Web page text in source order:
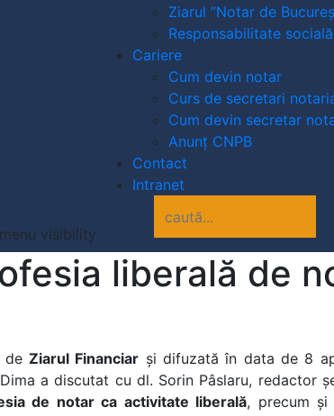
visibility
Ziarul ”Notar de
Responsabilitate socială
Cariere
Cum devin notar
Curs de secretari
Cum devin secretar
Anunț CNPB
Contact
Intranet
liberală de
deZiarul Financiar și difuzată în data de 8
a discutat cu dl. Sorin Pâslaru, redactor
de notar ca activitate liberală, precum și